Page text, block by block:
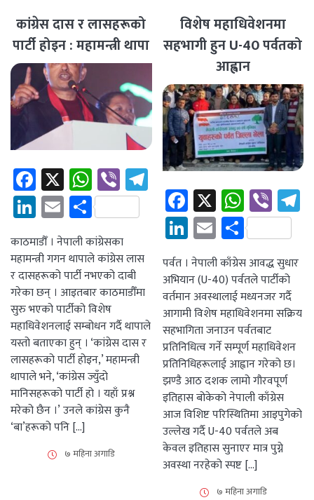
कांग्रेस दास र लासहरूको
पार्टी होइन : महामन्त्री थापा
Facebook
X WhatsApp
ViberTelegram
LinkedIn
EmailShare
काठमाडौँ । नेपाली कांग्रेसका
महामन्त्री गगन थापाले कांग्रेस लास
र दासहरूको पार्टी नभएको दाबी
गरेका छन् । आइतबार काठमाडौँमा
सुरु भएको पार्टीको विशेष
महाधिवेशनलाई सम्बोधन गर्दै थापाले
यस्तो बताएका हुन् । ‘कांग्रेस दास र
लासहरूको पार्टी होइन,’ महामन्त्री
थापाले भने, ‘कांग्रेस ज्युँदो
मानिसहरूको पार्टी हो । यहाँ प्रश्न
मरेको छैन ।’ उनले कांग्रेस कुनै
‘बा’हरूको पनि […]
७ महिना अगाडि
विशेष महाधिवेशनमा
सहभागी हुन U-40 पर्वतको
आह्वान
Facebook
X
LinkedIn
EmailShare
पर्वत । नेपाली काँग्रेस आवद्ध सुधार
अभियान (U-40) पर्वतले पार्टीको
वर्तमान अवस्थालाई मध्यनजर गर्दै
आगामी विशेष महाधिवेशनमा सक्रिय
सहभागिता जनाउन पर्वतबाट
प्रतिनिधित्व गर्ने सम्पूर्ण महाधिवेशन
प्रतिनिधिहरूलाई आह्वान गरेको छ।
झण्डै आठ दशक लामो गौरवपूर्ण
इतिहास बोकेको नेपाली काँग्रेस
आज विशिष्ट परिस्थितिमा आइपुगेको
उल्लेख गर्दै U-40 पर्वतले अब
केवल इतिहास सुनाएर मात्र पुग्ने
अवस्था नरहेको स्पष्ट […]
७ महिना अगाडि